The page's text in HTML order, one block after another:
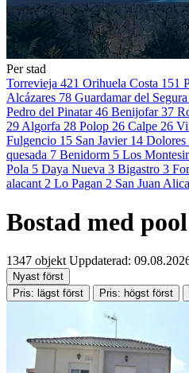
Per stad
Torrevieja 421 Orihuela Costa 151
Alcázares 78 Guardamar del Segura
Pedro del Pinatar 46 Benijofar 37
29 Algorfa 28 Polop 26 Calpe 26
Fulgencio 15 San Javier 14 Dolores
quesada 7 Benidorm 5 Los
Pola 5 Daya Nueva 3 Bigastro 3
alacant 2 Lo Pagan 2 San Juan
Bostad med
1347 objekt Uppdaterad:
Nyast först
Pris: lägst först
Pris: högst först